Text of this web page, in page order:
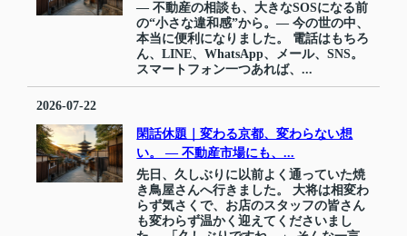
― 不動産の相談も、大きなSOSになる前
の“小さな違和感”から。― 今の世の中、
本当に便利になりました。 電話はもちろ
ん、LINE、WhatsApp、メール、SNS。
スマートフォン一つあれば、...
2026-07-22
閑話休題｜変わる京都、変わらない想
い。 ― 不動産市場にも、...
先日、久しぶりに以前よく通っていた焼
き鳥屋さんへ行きました。 大将は相変わ
らず気さくで、お店のスタッフの皆さん
も変わらず温かく迎えてくださいまし